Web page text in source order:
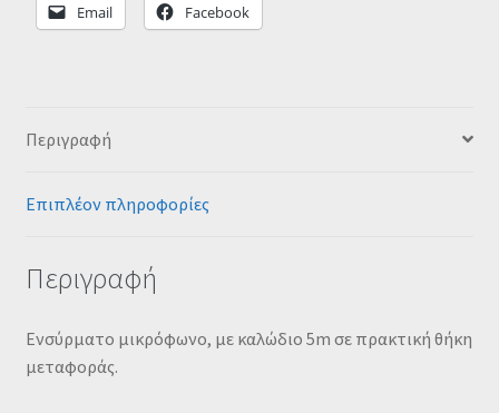
Email Facebook
Περιγραφή
Επιπλέον πληροφορίες
Περιγραφή
Ενσύρματο μικρόφωνο, με καλώδιο 5m σε πρακτική θήκη
μεταφοράς.